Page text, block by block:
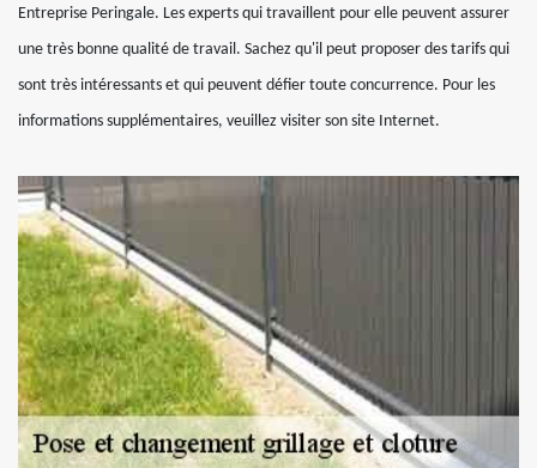
Entreprise Peringale. Les experts qui travaillent pour elle peuvent assurer
une très bonne qualité de travail. Sachez qu'il peut proposer des tarifs qui
sont très intéressants et qui peuvent défier toute concurrence. Pour les
informations supplémentaires, veuillez visiter son site Internet.